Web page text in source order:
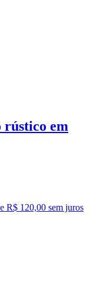
rústico em
R$ 120,00 sem juros